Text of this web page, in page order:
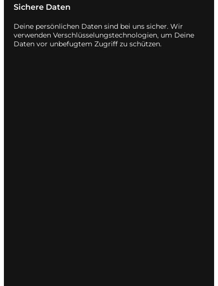
Sichere Daten
Deine persönlichen Daten sind bei uns sicher. Wir
verwenden Verschlüsselungstechnologien, um Deine
Daten vor unbefugtem Zugriff zu schützen.